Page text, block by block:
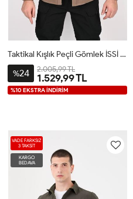
Taktikal Kışlık Peçli Gömlek İSSİ Çöl
%24 2.005,99 TL
1.529,99 TL
%10 EKSTRA İNDİRİM
VADE FARKSIZ
3 TAKSİT
KARGO
BEDAVA